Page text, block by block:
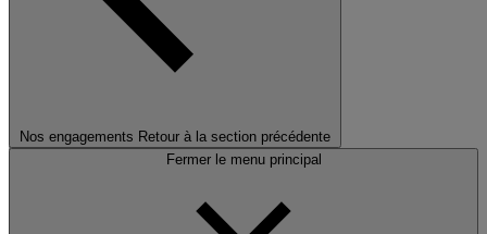
Nos engagements Retour à la section précédente
Fermer le menu principal